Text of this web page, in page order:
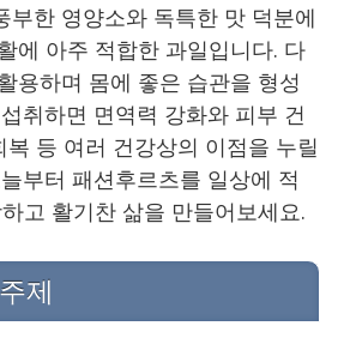
부한 영양소와 독특한 맛 덕분에
에 아주 적합한 과일입니다. 다
용하며 몸에 좋은 습관을 형성
취하면 면역력 강화와 피부 건
복 등 여러 건강상의 이점을 누릴
부터 패션후르츠를 일상에 적
고 활기찬 삶을 만들어보세요.
제